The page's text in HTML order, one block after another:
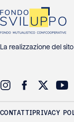
La realizzazione del
CONTATTIPRIVACY